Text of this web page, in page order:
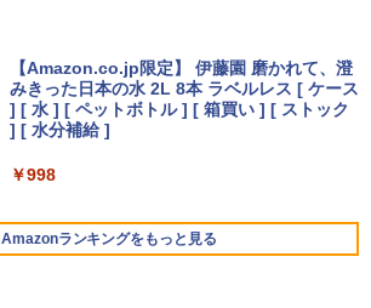
レビュー投稿 5年保証｜MS Office 2024
H&B 搭載｜中古ノートパソコン Windo
ws11 Office付｜テンキー DVD 搭載｜C
ore i5 第7世代 メモリ 8GB SSD 256GB
｜店長厳選 Lenovo ThinkPad 15.6型 Bl
uetooth Wi-Fi 無線｜中古 パソコン 中古
PC Word Excel
￥29,800
最強宮廷指南役のおっさん、追放された
僻地で無双する〜幻となった種族の美少
ク） ： 5 【電子書籍】[ 咲宮まふ ]
￥1,964
Xiaomi シャオミ REDMI Buds 8 Lite ワイヤ
リング ANC 36時間再生
￥250
【Amazon.co.jp限定】 伊藤園 磨かれて、澄
みきった日本の水 2L 8本 ラベルレス [ ケース
] [ 水 ] [ ペットボトル ] [ 箱買い ] [ ストック
] [ 水分補給 ]
￥998
Amazonランキングをもっと見る